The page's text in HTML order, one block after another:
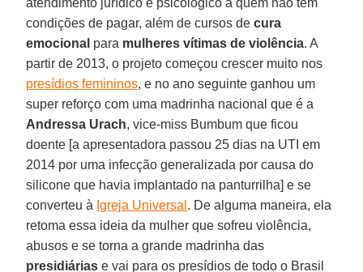
condições de pagar, além de cursos decura
emocional para mulheres vítimas de violência. A
partir de 2013, o projeto começou crescer muito nos
presídios femininos, e no ano seguinte ganhou um
super reforço com uma madrinha nacional que é a
Andressa Urach, vice-miss Bumbum que ficou
doente [a apresentadora passou 25 dias na UTI em
2014 por uma infecção generalizada por causa do
silicone que havia implantado na panturrilha] e se
converteu à Igreja Universal . De alguma maneira, ela
retoma essa ideia da mulher que sofreu violência,
abusos e se torna a grande madrinha das
presidiárias e vai para os presídios de todo o Brasil